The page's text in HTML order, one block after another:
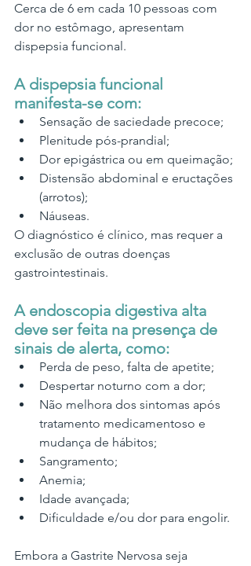
Cerca de 6 em cada 10 pessoas com
dor no estômago, apresentam
dispepsia funcional.
A dispepsia funcional
manifesta-se com:
Sensação de saciedade precoce;
Plenitude pós-prandial;
Dor epigástrica ou em queimação;
Distensão abdominal e eructações
(arrotos);
Náuseas.
O diagnóstico é clínico, mas requer a
exclusão de outras doenças
gastrointestinais.
A endoscopia digestiva alta
deve ser feita na presença de
sinais de alerta, como:
Perda de peso, falta de apetite;
Despertar noturno com a dor;
Não melhora dos sintomas após
tratamento medicamentoso e
mudança de hábitos;
Sangramento;
Anemia;
Idade avançada;
Dificuldade e/ou dor para engolir.
Embora a Gastrite Nervosa seja